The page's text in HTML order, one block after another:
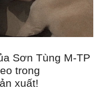
Sơn Tùng M-TP
trong
xuất!